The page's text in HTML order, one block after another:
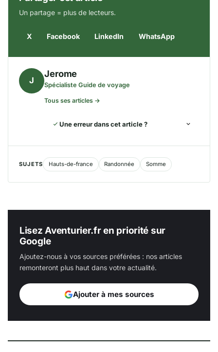
Un partage = plus de lecteurs.
X Facebook LinkedIn WhatsApp
J
Jerome
Spécialiste Guide de voyage
Tous ses articles →
Une erreur dans cet article ?
SUJETS Hauts-de-france Randonnée Somme
Lisez Aventurier.fr en priorité sur
Google
Ajoutez-nous à vos sources préférées : nos articles
remonteront plus haut dans votre actualité.
Ajouter à mes sources